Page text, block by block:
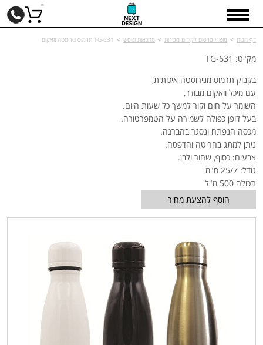
דף הבית > מוצרי פרסום לקידום מכירות > מחנאות ונופש > TG-631 תרמוס נירוסטה וואקום
מק"ט: TG-631
בקבוק תרמוס מנירוסטה איכותית,
עם מיכל וואקום מבודד,
השומר על חום וקור למשך כל שעות היום.
בעל דופן כפולה לשמירה על הטמפרטורה.
מכסה הנפתח ונסגר בהברגה.
ניתן למתג בחריטה והדפסה.
צבעים: כסוף, שחור ולבן.
גודל: 25/7 ס"מ
תכולה 500 מ"ל
הוסף להצעת מחיר